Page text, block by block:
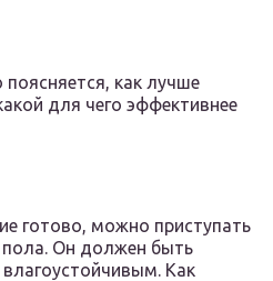
как лучше
для чего эффективнее
готово, можно приступать
пола. Он должен быть
Как